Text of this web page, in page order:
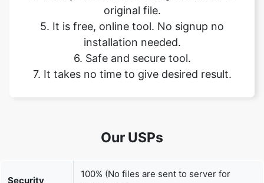
6. Safe and secure tool.
7. It takes no time to give desired result.
processing)
limits
None (No limit on size of files)